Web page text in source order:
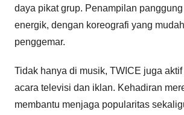
daya pikat grup. Penampilan
energik, dengan koreografi yang
penggemar.
Tidak hanya di musik, TWICE juga
acara televisi dan iklan. Kehadiran
membantu menjaga popularitas